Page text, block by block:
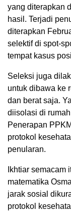
yang diterapkan
hasil. Terjadi
diterapkan
selektif di spot-
tempat kasus
Seleksi juga
untuk dibawa ke
dan berat saja.
diisolasi di
Penerapan
protokol
penularan.
Ikhtiar semacam
matematika
jarak sosial
protokol